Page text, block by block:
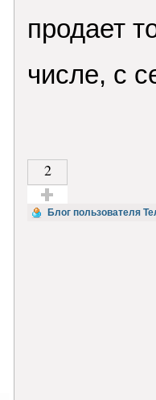
продает
числе, с
2
Голос за!
Блог пользователя